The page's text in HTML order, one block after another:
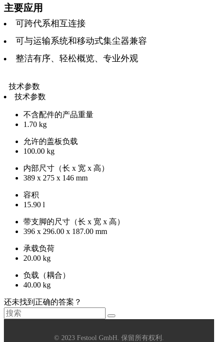
主要应用
可跨代系相互连接
可与运输系统和移动式集尘器兼容
整洁有序、轻松概览、专业外观
技术参数
技术参数
不含配件的产品重量
1.70 kg
允许的盖板负载
100.00 kg
内部尺寸（长 x 宽 x 高）
389 x 275 x 146 mm
容积
15.90 l
带支脚的尺寸（长 x 宽 x 高）
396 x 296.00 x 187.00 mm
承载负荷
20.00 kg
负载（耦合）
40.00 kg
还未找到正确的答案？
© 2023 Festool GmbH. 保留所有权利.